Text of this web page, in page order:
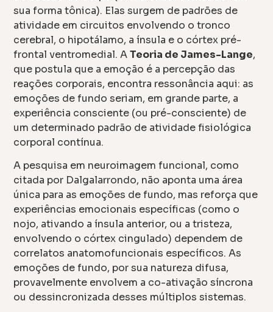
sua forma tônica). Elas surgem de padrões de
atividade em circuitos envolvendo o tronco
cerebral, o hipotálamo, a ínsula e o córtex pré-
frontal ventromedial. ATeoria de James-Lange,
que postula que a emoção é a percepção das
reações corporais, encontra ressonância aqui: as
emoções de fundo seriam, em grande parte, a
experiência consciente (ou pré-consciente) de
um determinado padrão de atividade fisiológica
corporal contínua.
A pesquisa em neuroimagem funcional, como
citada por Dalgalarrondo, não aponta uma área
única para as emoções de fundo, mas reforça que
experiências emocionais específicas (como o
nojo, ativando a ínsula anterior, ou a tristeza,
envolvendo o córtex cingulado) dependem de
correlatos anatomofuncionais específicos. As
emoções de fundo, por sua natureza difusa,
provavelmente envolvem a co-ativação síncrona
ou dessincronizada desses múltiplos sistemas.